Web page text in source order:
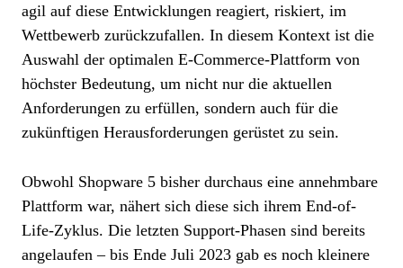
agil auf diese Entwicklungen reagiert, riskiert, im
Wettbewerb zurückzufallen. In diesem Kontext ist die
Auswahl der optimalen E-Commerce-Plattform von
höchster Bedeutung, um nicht nur die aktuellen
Anforderungen zu erfüllen, sondern auch für die
zukünftigen Herausforderungen gerüstet zu sein.
Obwohl Shopware 5 bisher durchaus eine annehmbare
Plattform war, nähert sich diese sich ihrem End-of-
Life-Zyklus. Die letzten Support-Phasen sind bereits
angelaufen – bis Ende Juli 2023 gab es noch kleinere